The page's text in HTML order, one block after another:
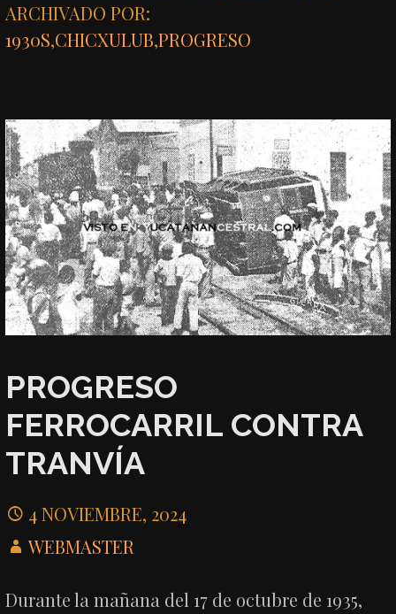
ARCHIVADO POR:
1930S,CHICXULUB,PROGRESO
PROGRESO
FERROCARRIL CONTRA
TRANVÍA
4 NOVIEMBRE, 2024
WEBMASTER
Durante la mañana del 17 de octubre de 1935,